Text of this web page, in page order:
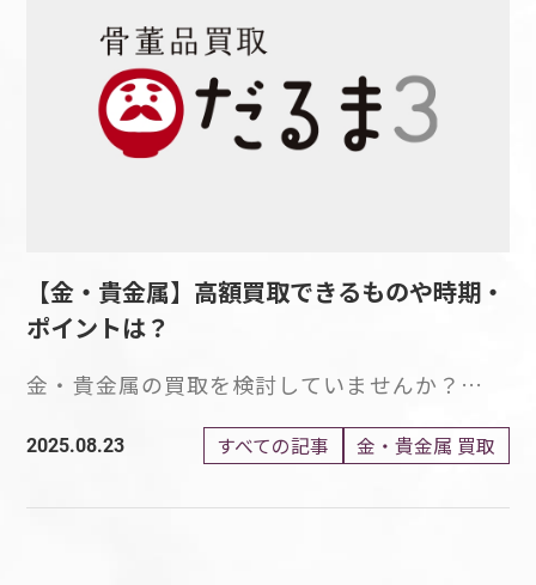
のが1000分率です。 SV1000であれば純度
100%、SV950であれば純度95%、SV925であ
れば純度が92.5%ということを示しています。
刻印されている数字が大きいほど、シルバーの
他の金属を含有したものよりも強度が保たれ
ず、傷や変形に弱いという特性を持つため、ア
が使われるのが一般的です。 シルバーの重量
シルバー買取において、シルバーの重量も重要
なポイントです。 シルバーは、1グラムあたり
重量を考慮して買取価格が決まります。 つま
製品、自動車、投資などさまざまな分野で活躍
を見せるプラチナですが、プラチナ製品の買取
においては、確認しておきたいポイントがあり
ます。 確認ポイントをしっかり押さえておか
なければ、不当な査定に気づかず、損をするリ
プラチナの買取において、プラチナの純度は、
大切な確認ポイントです。 プラチナの純度
は、千分率を表すPt数値で刻印されますが、
プラチナは、その製品の純度によって、買取価
格が異なります。 Pt999は純度99.5%以上、
Pt950は純度95%、Pt900は純度90%、Pt850
は純度85%であることを示します。 純度が高
いものほどプラチナの含有量が多いため、買取
かな気持ちにしてくれます。 また、大切な人
からの贈り物は、特別な記憶として絆を深めて
くれます。 このように、ジュエリーは物質的な
価値だけでなく、さまざまな意味を持ち、女性
の魅力を引き出すアイテムとして、時代を超え
エリーは珍しくありません。 ジュエリーは、
贈り物や、自分へのご褒美として人気のアイテ
会もあるかもしれません。 当初は気に入って
わなくなったり、飽きてしまったり、デザイン
のため、自宅にしまいっぱなしになってしまう
用途で利用され、愛されているアイテムです。
宝石の買取依頼を検討中ですか？ 自分を魅力
的にみせるために購入した宝石にも流行り廃り
があり、時が経つと身につけなくなることもあ
るでしょう。 大切にしてきた宝石を手放そう
と不安に感じる方もいるでしょう。 宝石は、
古いものであってもブランドやクオリティなど
によっては、高額買取が期待できます。 まず
は、買取業者に査定をお願いしてみましょう。
いつの時代も宝石は人気 キラキラと輝きを放
つ宝石は、いつの時代も多くの人を魅了してき
ました。 自分を輝かせるためのアクセサリー
【金・貴金属】高額買取できるものや時期・
ポイントは？
金・貴金属の買取を検討していませんか？
だけ高値での取引をしたいと考えるものです。
によっては、高価買取に期待ができる製品だと
2025.08.23 すべての記事 金・貴金属 買取